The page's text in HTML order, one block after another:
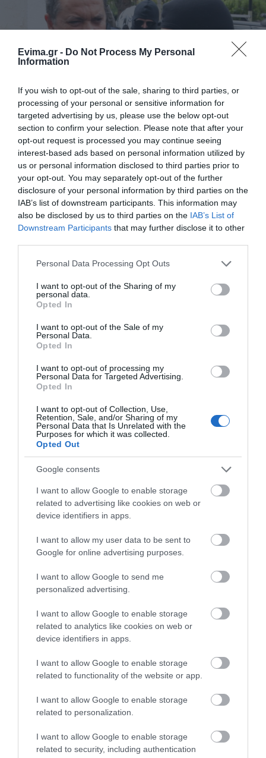
Evima.gr - Do Not Process My Personal
Information
If you wish to opt-out of the sale, sharing to third parties, or
processing of your personal or sensitive information for
targeted advertising by us, please use the below opt-out
section to confirm your selection. Please note that after your
opt-out request is processed you may continue seeing
interest-based ads based on personal information utilized by
us or personal information disclosed to third parties prior to
your opt-out. You may separately opt-out of the further
disclosure of your personal information by third parties on the
IAB’s list of downstream participants. This information may
also be disclosed by us to third parties on the IAB’s List of
Downstream Participants that may further disclose it to other
Please note that this website/app uses one or more Google
not limited to your visit or usage behaviour. You may click to
grant or deny consent to Google and its third-party tags to
use your data for below specified purposes in below Google
consent section.
Personal Data Processing Opt Outs
I want to opt-out of the Sharing of my
personal data.
Opted In
I want to opt-out of the Sale of my
Personal Data.
Opted In
I want to opt-out of processing my
Personal Data for Targeted Advertising.
Opted In
I want to opt-out of Collection, Use,
Retention, Sale, and/or Sharing of my
Personal Data that Is Unrelated with the
Purposes for which it was collected.
Opted Out
Google consents
I want to allow Google to enable storage
related to advertising like cookies on web or
device identifiers in apps.
I want to allow my user data to be sent to
Google for online advertising purposes.
I want to allow Google to send me
personalized advertising.
I want to allow Google to enable storage
related to analytics like cookies on web or
device identifiers in apps.
I want to allow Google to enable storage
related to functionality of the website or app.
I want to allow Google to enable storage
related to personalization.
I want to allow Google to enable storage
related to security, including authentication
Στις φυλακές Δομοκού ο υπαρχηγός της
Χρυσής Αυγής, Χρήστος Παππάς
02.07.2021 | 13:26
ΡΟΗ ΕΙΔΗΣΕΩΝ
Κόκκινος συναγερμός για φωτιά
σήμερα στην Εύβοια – Προσοχή
Πέθανε κτηνοτρόφος μετά τη
10.08.2026 | 12:00
Αυτά τα σχολεία αναβαθμίζονται στην
Εύβοια – Τι έργα γίνονται – Δείτε
10.08.2026 | 11:40
Αύγουστος στην Εύβοια: Τι θα γίνει
αύριο στα σοκάκια αυτού χωριού
10.08.2026 | 11:20
Η Λίμνη Ευβοίας γίνεται σημείο
συνάντησης των γεύσεων της Στερεάς
10.08.2026 | 11:00
ροζ το δημαρχείο στην παραλία
10.08.2026 | 10:40
Έκτακτη διακοπή νερού στους Ωρεούς
1300 φιάλλες παράνομου ψυκτικού
υγρού φρέον (εικόνες)